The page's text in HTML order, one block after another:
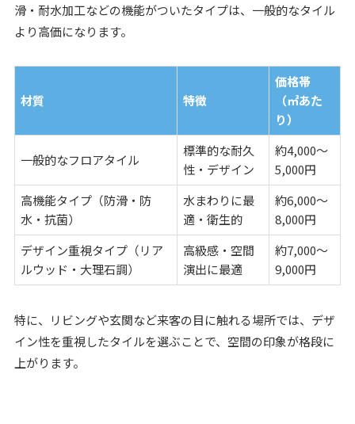
滑・耐水加工などの機能がついたタイプは、一般的なタイル
より高価になります。
材質 特徴
価格帯
（㎡あた
り）
一般的なフロアタイル
標準的な耐久
性・デザイン
約4,000〜
5,000円
高機能タイプ（防滑・防
水・抗菌）
水まわりに最
適・衛生的
約6,000〜
8,000円
デザイン重視タイプ（リア
ルウッド・大理石調）
高級感・空間
演出に最適
約7,000〜
9,000円
特に、リビングや玄関など来客の目に触れる場所では、デザ
イン性を重視したタイルを選ぶことで、空間の印象が格段に
上がります。